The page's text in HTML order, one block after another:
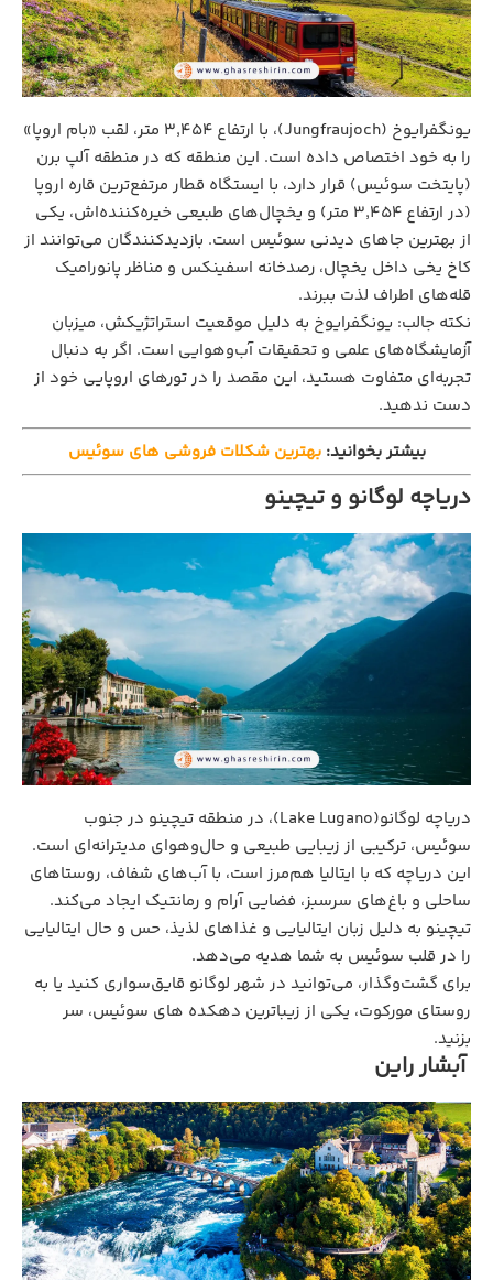
یونگفرایوخ (Jungfraujoch)، با ارتفاع ۳,۴۵۴ متر، لقب «بام اروپا»
را به خود اختصاص داده است. این منطقه که در منطقه آلپ برن
(پایتخت سوئیس) قرار دارد، با ایستگاه قطار مرتفع‌ترین قاره اروپا
(در ارتفاع ۳,۴۵۴ متر) و یخچال‌های طبیعی خیره‌کننده‌اش، یکی
از بهترین جاهای دیدنی سوئیس است. بازدیدکنندگان می‌توانند از
کاخ یخی داخل یخچال، رصدخانه اسفینکس و مناظر پانورامیک
قله‌های اطراف لذت ببرند.
نکته جالب: یونگفرایوخ به دلیل موقعیت استراتژیکش، میزبان
آزمایشگاه‌های علمی و تحقیقات آب‌وهوایی است. اگر به دنبال
تجربه‌ای متفاوت هستید، این مقصد را در تورهای اروپایی خود از
دست ندهید.
بیشتر بخوانید:بهترین شکلات فروشی های سوئیس
دریاچه لوگانو و تیچینو
دریاچه لوگانو(Lake Lugano)، در منطقه تیچینو در جنوب
سوئیس، ترکیبی از زیبایی طبیعی و حال‌وهوای مدیترانه‌ای است.
این دریاچه که با ایتالیا هم‌مرز است، با آب‌های شفاف، روستاهای
ساحلی و باغ‌های سرسبز، فضایی آرام و رمانتیک ایجاد می‌کند.
تیچینو به دلیل زبان ایتالیایی و غذاهای لذیذ، حس و حال ایتالیایی
را در قلب سوئیس به شما هدیه می‌دهد.
برای گشت‌وگذار، می‌توانید در شهر لوگانو قایق‌سواری کنید یا به
روستای مورکوت، یکی از زیباترین دهکده های سوئیس، سر
بزنید.
آبشار راین